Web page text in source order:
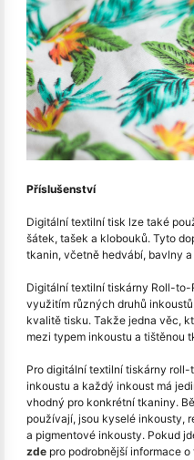
Příslušenství
Digitální textilní tisk lze také
šátek, tašek a klobouků. Tyto
tkanin, včetně hedvábí, bavlny
Digitální textilní tiskárny Roll-
využitím různých druhů
kvalitě tisku. Takže jedna věc,
mezi typem inkoustu a tištěnou
Pro digitální textilní tiskárny
inkoustu a každý inkoust má
vhodný pro konkrétní tkaniny.
používají, jsou kyselé inkousty,
a pigmentové inkousty. Pokud
zde pro podrobnější informace o